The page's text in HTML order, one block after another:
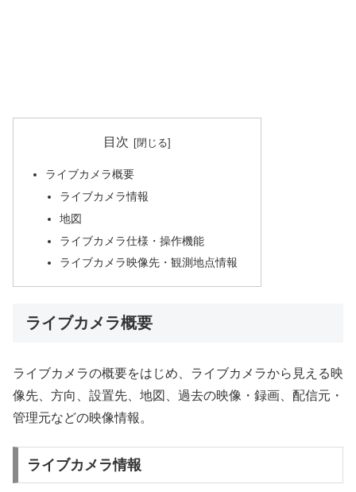
目次
ライブカメラ概要
ライブカメラ情報
地図
ライブカメラ仕様・操作機能
ライブカメラ映像先・観測地点情報
ライブカメラ概要
ライブカメラの概要をはじめ、ライブカメラから見える映
像先、方向、設置先、地図、過去の映像・録画、配信元・
管理元などの映像情報。
ライブカメラ情報